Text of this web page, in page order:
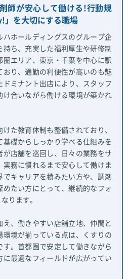
師が安心して働ける!行動規
を大切にする職場
ハホールディングスのグループ企
持ち、充実した福利厚生や研修制
圏エリア、東京・千葉を中心に駅
おり、通勤の利便性が高いのも魅
ドミナント出店により、スタッフ
け合いながら働ける環境が築かれ
た教育体制も整備されており、
礎からしっかり学べる仕組みを
が店舗を巡回し、日々の業務をサ
実務に慣れるまで安心して働けま
キャリアを積みたい方や、調剤
めたい方にとって、継続的なフォ
ります。
、働きやすい店舗立地、仲間と
環境が揃っている点は、くすりの
。首都圏で安定して働きながら
に最適なフィールドが広がってい